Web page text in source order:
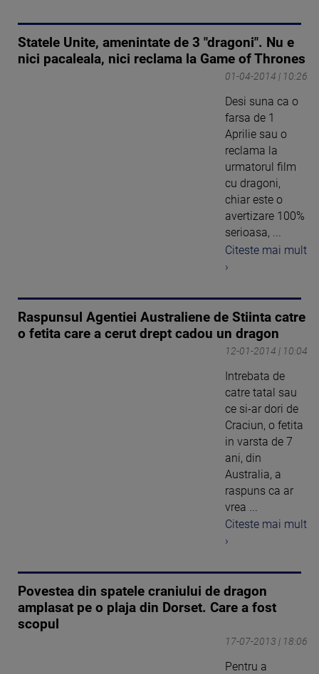
Statele Unite, amenintate de 3 "dragoni". Nu e
nici pacaleala, nici reclama la Game of Thrones
01-04-2014 | 10:26
Desi suna ca o
farsa de 1
Aprilie sau o
reclama la
urmatorul film
cu dragoni,
chiar este o
avertizare 100%
serioasa, ...
Citeste mai mult
›
Raspunsul Agentiei Australiene de Stiinta catre
o fetita care a cerut drept cadou un dragon
12-01-2014 | 10:04
Intrebata de
catre tatal sau
ce si-ar dori de
Craciun, o fetita
in varsta de 7
ani, din
Australia, a
raspuns ca ar
vrea ...
Citeste mai mult
›
Povestea din spatele craniului de dragon
amplasat pe o plaja din Dorset. Care a fost
scopul
17-07-2013 | 18:06
Pentru a